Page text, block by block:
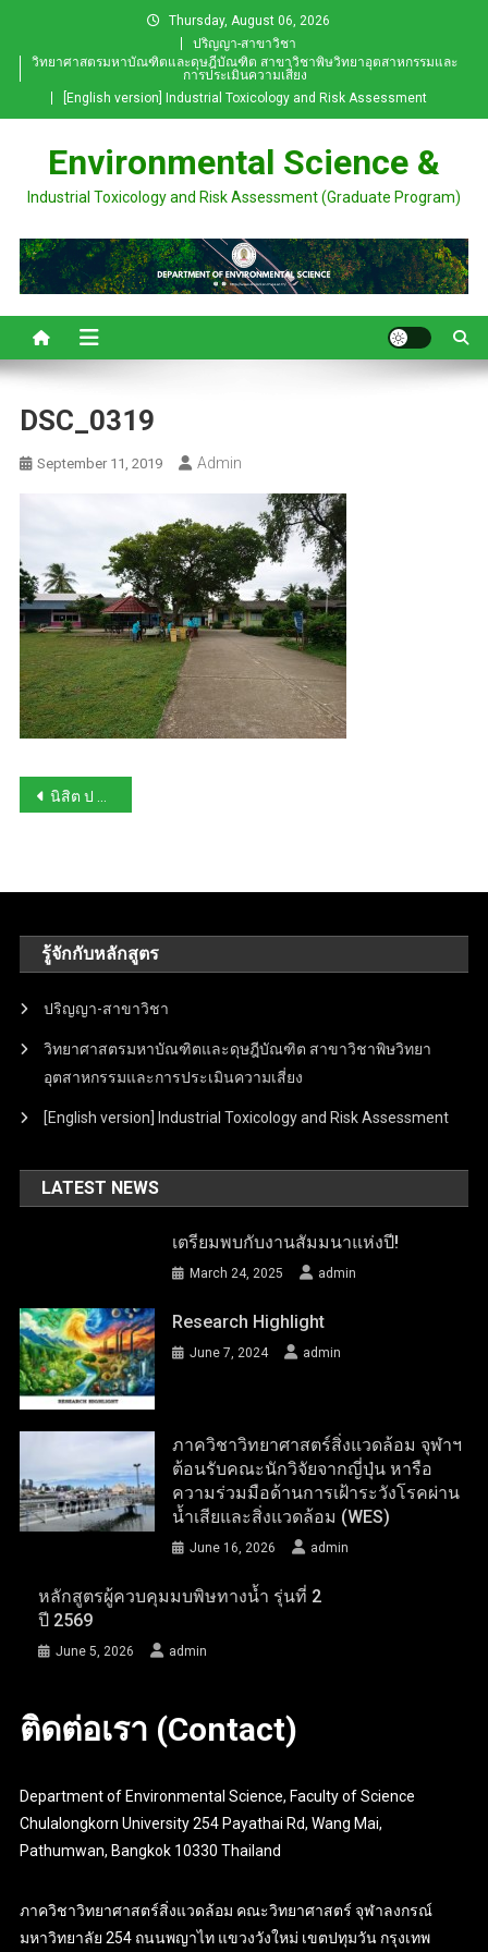
content
Thursday, August 06, 2026
ปริญญา-สาขาวิชา
วิทยาศาสตรมหาบัณฑิตและดุษฎีบัณฑิต สาขาวิชาพิษวิทยาอุตสาหกรรมและ
การประเมินความเสี่ยง
[English version] Industrial Toxicology and Risk Assessment
Environmental Science &
Industrial Toxicology and Risk Assessment (Graduate Program)
DSC_0319
September 11, 2019 Admin
Post
นิสิต ป ตรี ทำกิจกรรม Love Me Love My World
รู้จักกับหลักสูตร
ปริญญา-สาขาวิชา
วิทยาศาสตรมหาบัณฑิตและดุษฎีบัณฑิต สาขาวิชาพิษวิทยา
อุตสาหกรรมและการประเมินความเสี่ยง
[English version] Industrial Toxicology and Risk Assessment
LATEST NEWS
เตรียมพบกับงานสัมมนาแห่งปี!
March 24, 2025 admin
Research Highlight
June 7, 2024 admin
ภาควิชาวิทยาศาสตร์สิ่งแวดล้อม จุฬาฯ
ต้อนรับคณะนักวิจัยจากญี่ปุ่น หารือ
ความร่วมมือด้านการเฝ้าระวังโรคผ่าน
น้ำเสียและสิ่งแวดล้อม (WES)
June 16, 2026 admin
หลักสูตรผู้ควบคุมมบพิษทางน้ำ รุ่นที่ 2
ปี 2569
June 5, 2026 admin
ติดต่อเรา (Contact)
Department of Environmental Science, Faculty of Science
Chulalongkorn University 254 Payathai Rd, Wang Mai,
Pathumwan, Bangkok 10330 Thailand
ภาควิชาวิทยาศาสตร์สิ่งแวดล้อม คณะวิทยาศาสตร์ จุฬาลงกรณ์
มหาวิทยาลัย 254 ถนนพญาไท แขวงวังใหม่ เขตปทุมวัน กรุงเทพ